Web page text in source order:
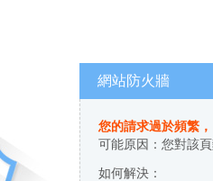
網站防火牆
您的請求過於頻繁
可能原因：您對該
如何解決：